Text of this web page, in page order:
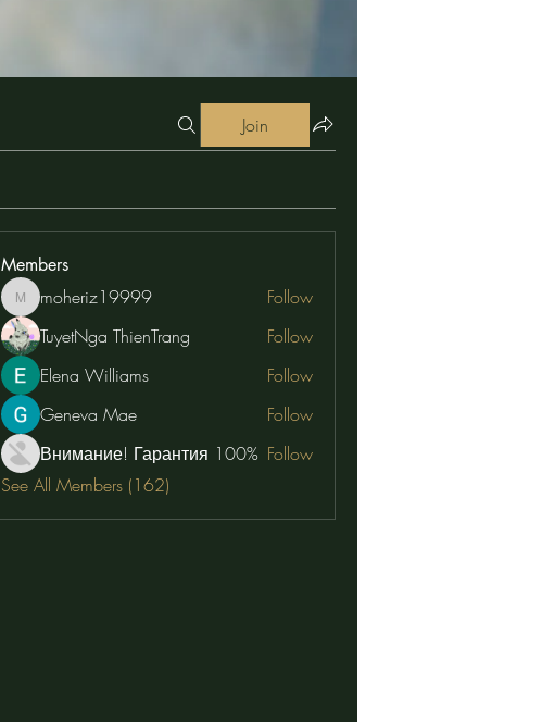
Join
Members
moheriz19999
moheriz19999
Follow
TuyetNga ThienTrang
Follow
Elena Williams
Follow
Geneva Mae
Follow
Внимание! Гарантия 100% Follow
See All Members (162)